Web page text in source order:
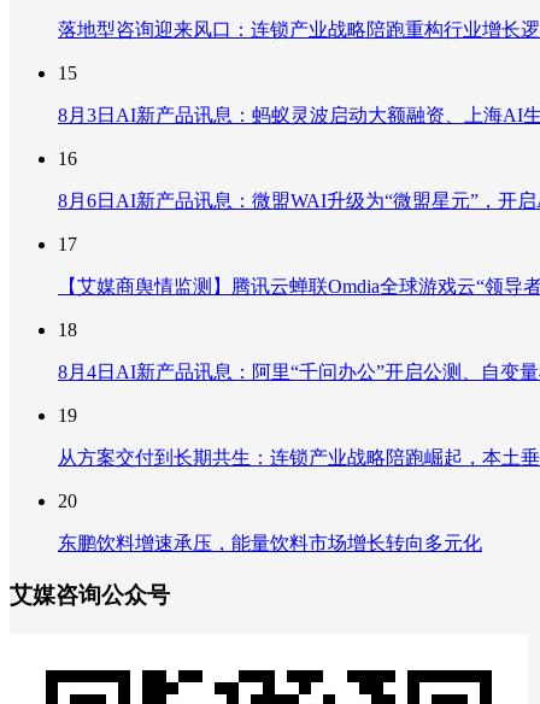
落地型咨询迎来风口：连锁产业战略陪跑重构行业增
15
8月3日AI新产品讯息：蚂蚁灵波启动大额融资、上海AI
16
8月6日AI新产品讯息：微盟WAI升级为“微盟星元”，开
17
【艾媒商舆情监测】腾讯云蝉联Omdia全球游戏云“领
18
8月4日AI新产品讯息：阿里“千问办公”开启公测、自变
19
从方案交付到长期共生：连锁产业战略陪跑崛起，本土
20
东鹏饮料增速承压，能量饮料市场增长转向多元化
艾媒咨询公众号